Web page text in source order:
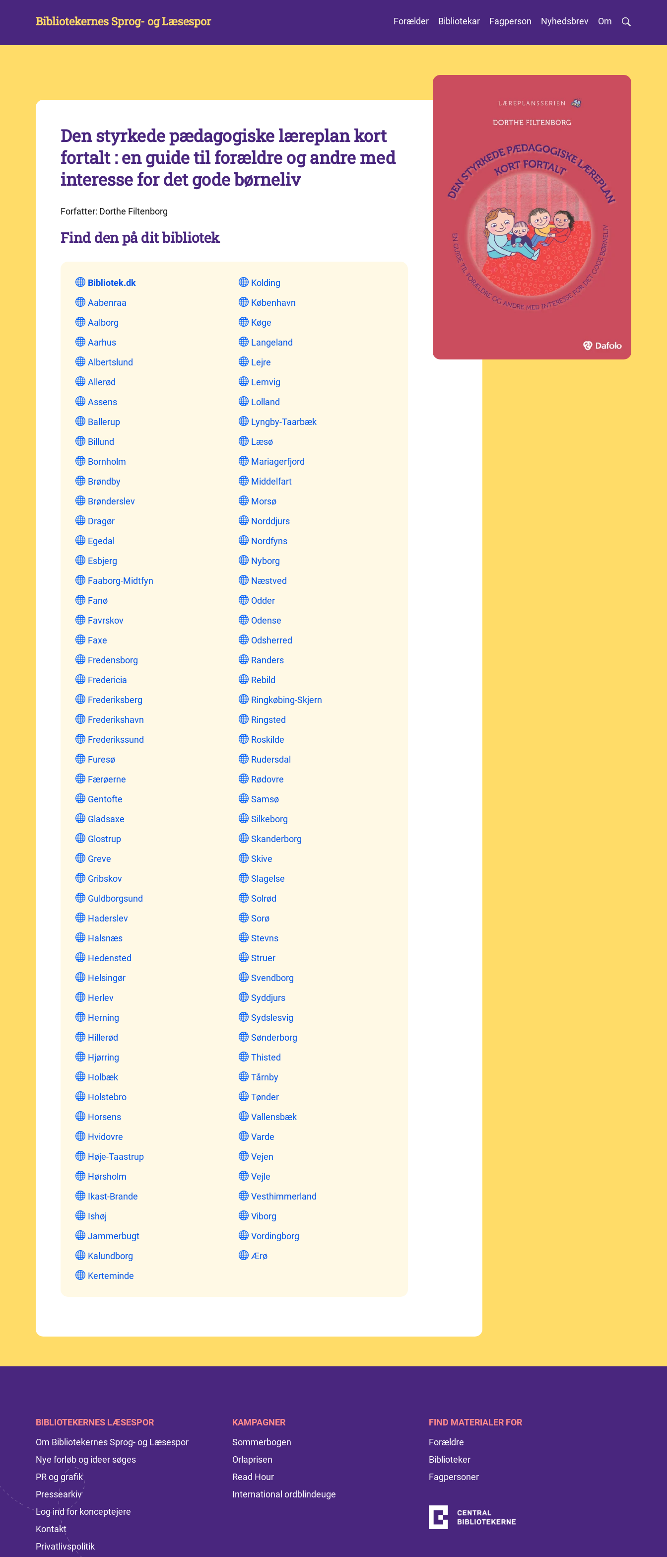
Bibliotekernes Sprog- og Læsespor Forælder Bibliotekar Fagperson Nyhedsbrev Om
Den styrkede pædagogiske læreplan kort
fortalt : en guide til forældre og andre med
interesse for det gode børneliv
Forfatter: Dorthe Filtenborg
Find den på dit bibliotek
Bibliotek.dk
Aabenraa
Aalborg
Aarhus
Albertslund
Allerød
Assens
Ballerup
Billund
Bornholm
Brøndby
Brønderslev
Dragør
Egedal
Esbjerg
Faaborg-Midtfyn
Fanø
Favrskov
Faxe
Fredensborg
Fredericia
Frederiksberg
Frederikshavn
Frederikssund
Furesø
Færøerne
Gentofte
Gladsaxe
Glostrup
Greve
Gribskov
Guldborgsund
Haderslev
Halsnæs
Hedensted
Helsingør
Herlev
Herning
Hillerød
Hjørring
Holbæk
Holstebro
Horsens
Hvidovre
Høje-Taastrup
Hørsholm
Ikast-Brande
Ishøj
Jammerbugt
Kalundborg
Kerteminde
Kolding
København
Køge
Langeland
Lejre
Lemvig
Lolland
Lyngby-Taarbæk
Læsø
Mariagerfjord
Middelfart
Morsø
Norddjurs
Nordfyns
Nyborg
Næstved
Odder
Odense
Odsherred
Randers
Rebild
Ringkøbing-Skjern
Ringsted
Roskilde
Rudersdal
Rødovre
Samsø
Silkeborg
Skanderborg
Skive
Slagelse
Solrød
Sorø
Stevns
Struer
Svendborg
Syddjurs
Sydslesvig
Sønderborg
Thisted
Tårnby
Tønder
Vallensbæk
Varde
Vejen
Vejle
Vesthimmerland
Viborg
Vordingborg
Ærø
BIBLIOTEKERNES LÆSESPOR
Om Bibliotekernes Sprog- og Læsespor
Nye forløb og ideer søges
PR og grafik
Pressearkiv
Log ind for konceptejere
Kontakt
Privatlivspolitik
KAMPAGNER
Sommerbogen
Orlaprisen
Read Hour
International ordblindeuge
FIND MATERIALER FOR
Forældre
Biblioteker
Fagpersoner